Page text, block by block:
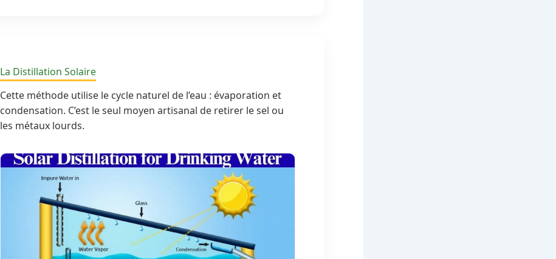
La Distillation Solaire
Cette méthode utilise le cycle naturel de l’eau : évaporation et
condensation. C’est le seul moyen artisanal de retirer le sel ou
les métaux lourds.